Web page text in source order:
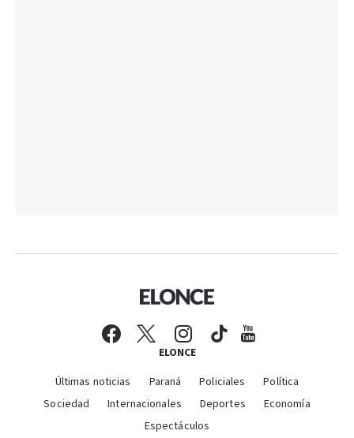
ELONCE
Últimas noticias Paraná Policiales
Política
Sociedad
Internacionales Deportes
Economía
Espectáculos